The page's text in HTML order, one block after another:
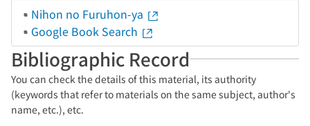
Nihon no Furuhon-ya
Google Book Search
Bibliographic Record
You can check the details of this material, its authority
(keywords that refer to materials on the same subject, author's
name, etc.), etc.